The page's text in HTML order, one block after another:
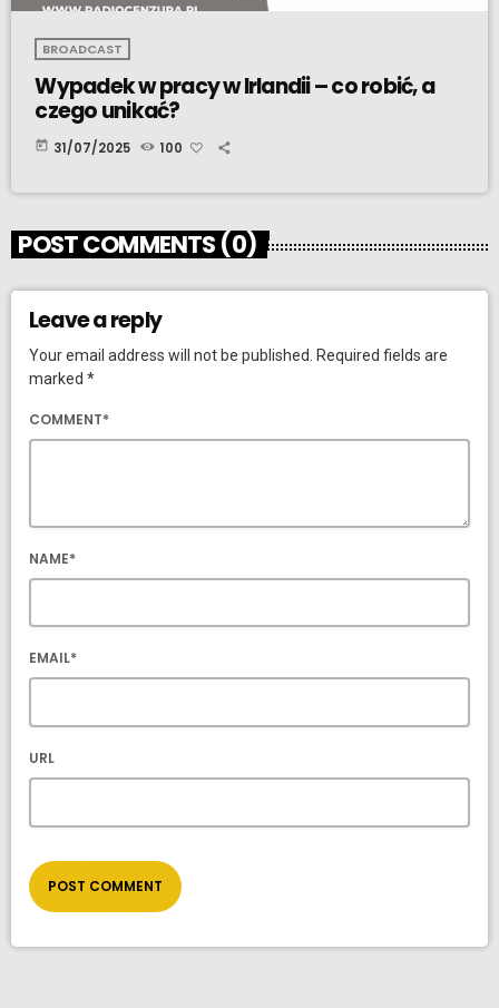
BROADCAST
Wypadek w pracy w Irlandii – co robić, a
czego unikać?
today 31/07/2025 100
POST COMMENTS (0)
Leave a reply
Your email address will not be published. Required fields are
marked *
COMMENT*
NAME*
EMAIL*
URL